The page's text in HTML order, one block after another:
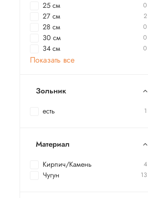
25 см 0
27 см 2
28 см 0
30 см 0
34 см 0
Показать все
Зольник
есть 1
Материал
Кирпич/Камень 4
Чугун 13